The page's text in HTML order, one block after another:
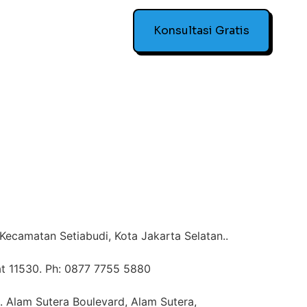
Konsultasi Gratis
Setiabudi, Kota Jakarta Selatan..
11530. Ph: 0877 7755 5880
Sutera Boulevard, Alam Sutera,